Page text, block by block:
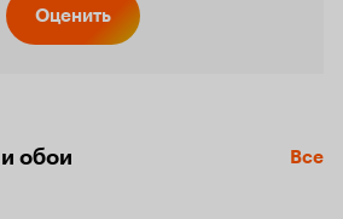
8.5
Оценить
обои Все